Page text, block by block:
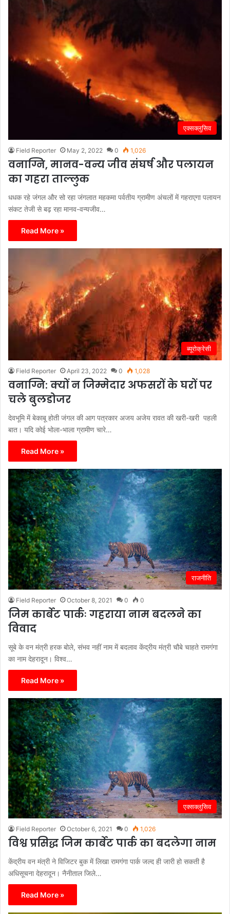
एक्सक्लुसिव
Field Reporter May 2, 2022 0 1,026
वनाग्नि, मानव-वन्य जीव संघर्ष और पलायन
का गहरा ताल्लुक
धधक रहे जंगल और सो रहा जंगलात महकमा पर्वतीय ग्रामीण अंचलों में गहराएगा पलायन
संकट तेजी से बढ़ रहा मानव-वन्यजीव…
Read More »
ब्यूरोक्रेसी
Field Reporter April 23, 2022 0 1,028
वनाग्नि: क्यों न जिम्मेदार अफसरों के घरों पर
चले बुलडोजर
देवभूमि में बेकाबू होती जंगल की आग पत्रकार अजय अजेय रावत की खरी-खरी पहली
बात। यदि कोई भोला-भाला ग्रामीण चारे…
Read More »
राजनीति
Field Reporter October 8, 2021 0 0
जिम कार्बेट पार्कः गहराया नाम बदलने का
विवाद
सूबे के वन मंत्री हरक बोले, संभव नहीं नाम में बदलाव केंद्रीय मंत्री चौबे चाहते रामगंगा
का नाम देहरादून। विश्व…
Read More »
एक्सक्लुसिव
Field Reporter October 6, 2021 0 1,026
विश्व प्रसिद्ध जिम कार्बेट पार्क का बदलेगा नाम
केंद्रीय वन मंत्री ने विजिटर बुक में लिखा रामगंगा पार्क जल्द ही जारी हो सकती है
अधिसूचना देहरादून। नैनीताल जिले…
Read More »